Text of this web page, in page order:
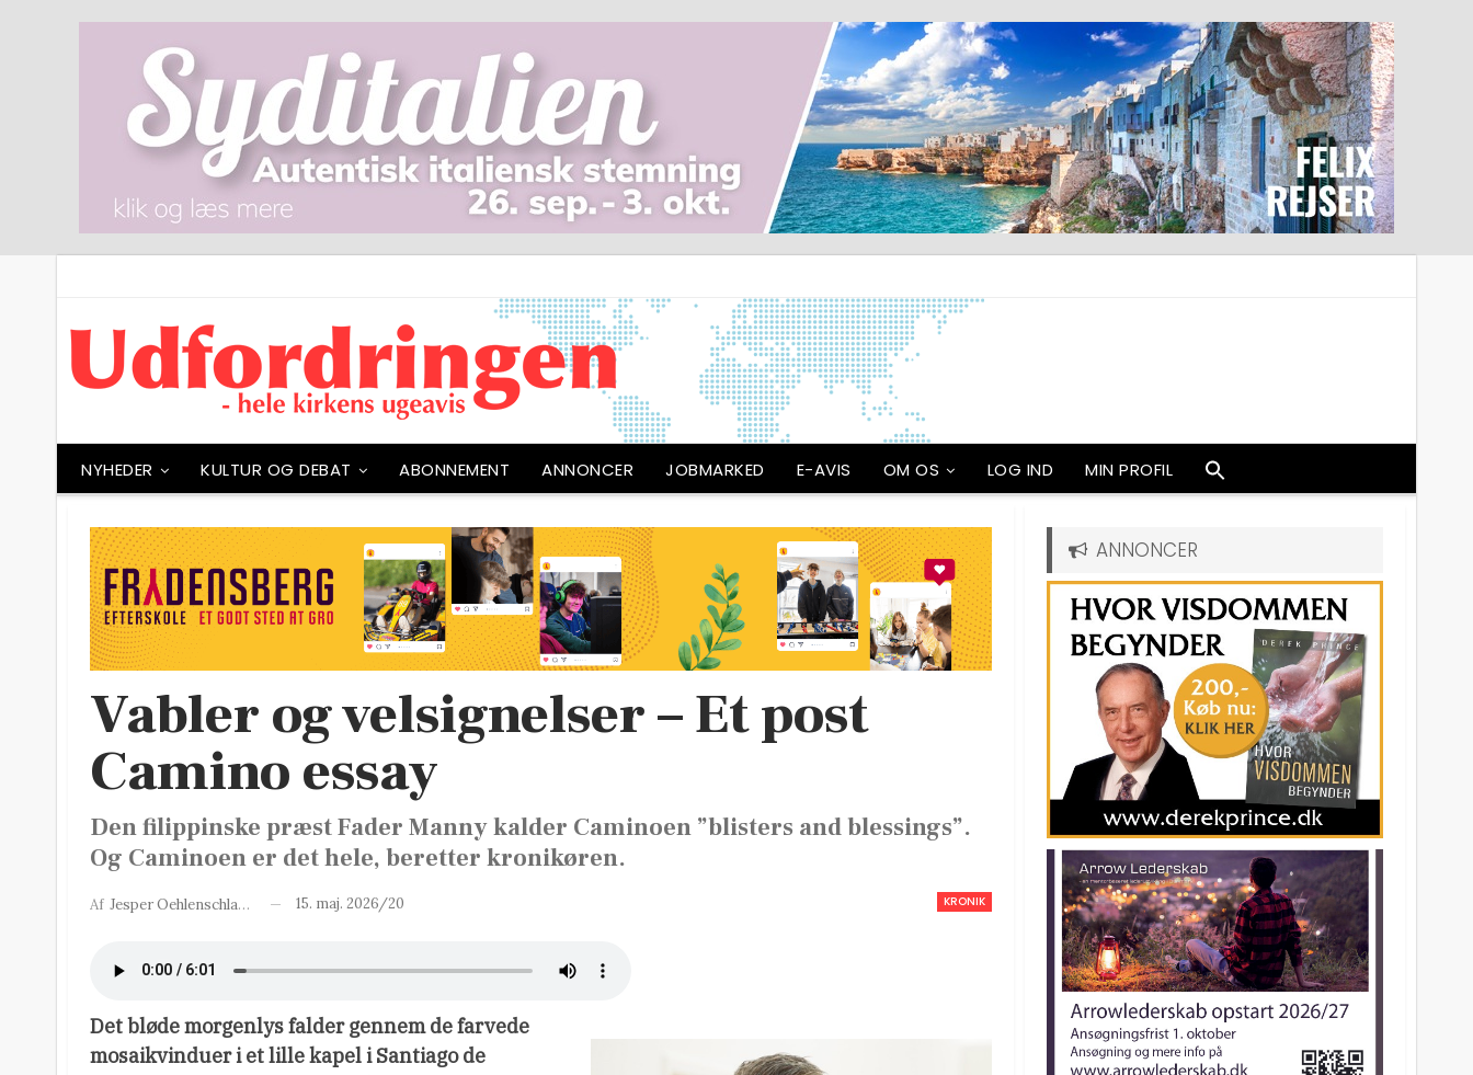
NYHEDER KULTUR OG DEBAT ABONNEMENT ANNONCER JOBMARKED E-AVIS OM OS LOG IND MIN PROFIL
Vabler og velsignelser – Et post
Camino essay
Den filippinske præst Fader Manny kalder Caminoen ”blisters and blessings”.
Og Caminoen er det hele, beretter kronikøren.
KRONIK
Af Jesper Oehlenschlager 15. maj. 2026/20
Det bløde morgenlys falder gennem de farvede
mosaikvinduer i et lille kapel i Santiago de
ANNONCER